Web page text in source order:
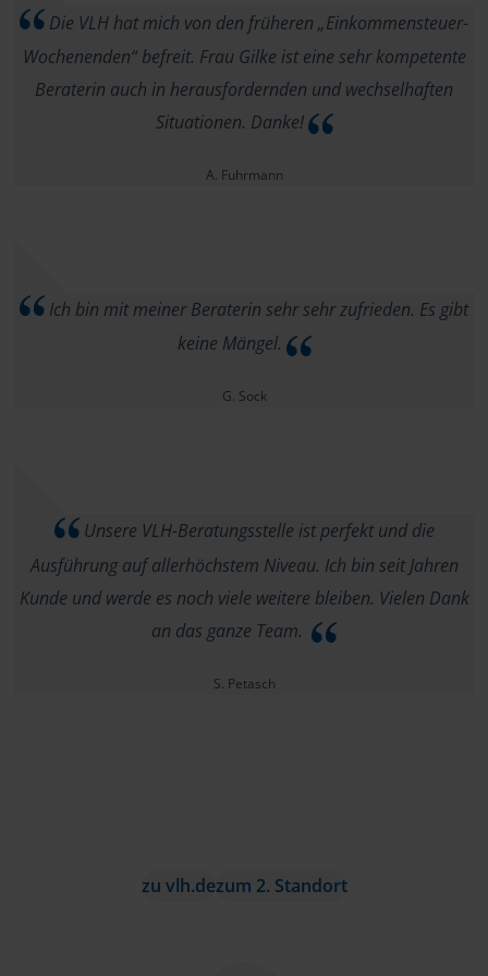
Die VLH hat mich von den früheren „Einkommensteuer-
Wochenenden“ befreit. Frau Gilke ist eine sehr kompetente
Beraterin auch in herausfordernden und wechselhaften
Situationen. Danke!
A. Fuhrmann
Ich bin mit meiner Beraterin sehr sehr zufrieden. Es gibt
keine Mängel.
G. Sock
Unsere VLH-Beratungsstelle ist perfekt und die
Ausführung auf allerhöchstem Niveau. Ich bin seit Jahren
Kunde und werde es noch viele weitere bleiben. Vielen Dank
an das ganze Team.
S. Petasch
zu vlh.dezum 2. Standort